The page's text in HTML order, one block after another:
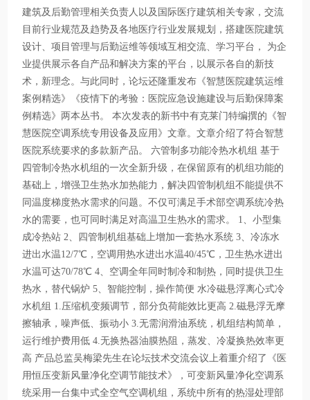
建筑及后勤管理相关负责人以及国际医疗建筑相关专家，交流
目前行业规范及趋势及各地医疗行业发展规划，搭建医院建筑
设计、项目管理与后勤运维等领域互相交流、学习平台， 为企
业提供展示各自产品和解决方案的平台，以展示各自的新技
术，新理念。与此同时，论坛还隆重发布《智慧医院建筑运维
案例精选》《疫情下的考验：医院应急设施建设与后勤保障案
例精选》两本丛书。 本次发表的新书中有克莱门特编撰的《智
慧医院空调系统专用设备及应用》文章。文章介绍了符合智慧
医院系统要求的多款新产品。 六管制多功能冷热水机组 基于
四管制冷热水机组的一次全新升级，在保留原有的机组功能的
基础上，增强卫生热水加热能力，解决四管制机组不能提供不
同温度梯度热水需求的问题。不仅可满足手术部空调系统冷热
水的需要，也可同时满足对高温卫生热水的需求。 1、小型集
成冷热站 2、四管制机组基础上增加一套热水系统 3、冷冻水
进出水温12/7℃，空调用热水进出水温40/45℃，卫生热水进出
水温可达70/78℃ 4、空调全年同时制冷和制热，同时提供卫生
热水，替代锅炉 5、智能控制，操作简便 水冷磁悬浮离心式冷
水机组 1.压缩机变频调节，部分负荷能效比更高 2.磁悬浮无摩
擦轴承，噪声低、振动小 3.无需润滑油系统，机组结构简单，
运行维护费用低 4.无换热器油膜热阻，蒸发、冷凝换热效率更
高 产品总监吴梅梁先生在论坛技术交流会议上着重介绍了《医
用恒压变新风量净化空调节能技术》，可变新风量净化空调系
统采用一台集中式全空气空调机组，系统中所有的热湿处理部